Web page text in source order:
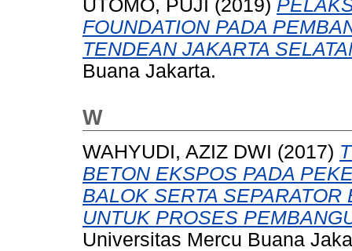
UTOMO, PUJI (2019)
FOUNDATION PADA
TENDEAN JAKARTA
Buana Jakarta.
W
WAHYUDI, AZIZ DWI (2017)
BETON EKSPOS PADA
BALOK SERTA
UNTUK PROSES
Universitas Mercu Buana